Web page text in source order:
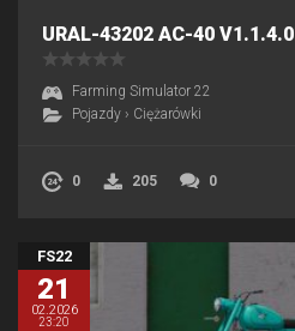
URAL-43202 AC-40 V1.1.4.0
Farming Simulator 22
Pojazdy › Ciężarówki
0 205 0
FS22
21
02.2026
23:20